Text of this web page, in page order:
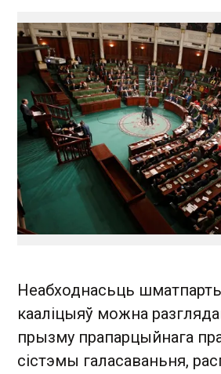
Неабходнасьць
кааліцыяў можна
прызму прапарцыйнага
сістэмы галасаваньня,